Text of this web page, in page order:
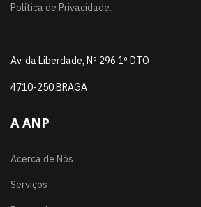
Política de Privacidade.
Av. da Liberdade, Nº 296 1º DTO
4710-250 BRAGA
A ANP
Acerca de Nós
Serviços